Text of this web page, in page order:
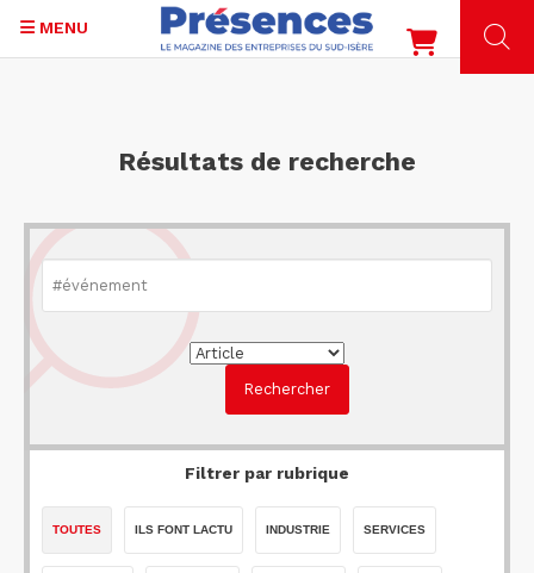
MENU
Résultats de recherche
Filtrer par rubrique
TOUTES ILS FONT LACTU INDUSTRIE SERVICES